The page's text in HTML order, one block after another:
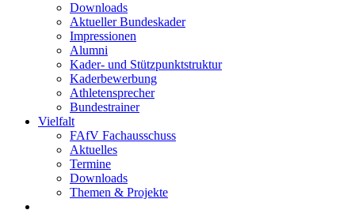
Downloads
Aktueller Bundeskader
Impressionen
Alumni
Kader- und Stützpunktstruktur
Kaderbewerbung
Athletensprecher
Bundestrainer
Vielfalt
FAfV Fachausschuss
Aktuelles
Termine
Downloads
Themen & Projekte